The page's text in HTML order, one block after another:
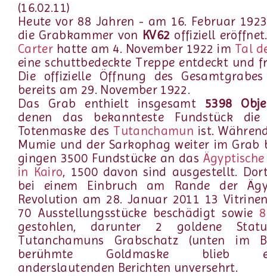
(16.02.11)
Heute vor 88 Jahren - am 16. Februar
die Grabkammer von KV62 offiziell
Carter hatte am 4. November 1922 im Tal
eine schuttbedeckte Treppe entdeckt und
Die offizielle Öffnung des
bereits am 29. November 1922.
Das Grab enthielt insgesamt 5398
denen das bekannteste Fundstück die
Totenmaske des Tutanchamun ist.
Mumie und der Sarkophag weiter im Grab
gingen 3500 Fundstücke an das
in Kairo, 1500 davon sind ausgestellt.
bei einem Einbruch am Rande der
Revolution am 28. Januar 2011 13
70 Ausstellungsstücke beschädigt sowie
gestohlen, darunter 2 goldene
Tutanchamuns Grabschatz (unten im
berühmte Goldmaske blieb
anderslautenden Berichten unversehrt.